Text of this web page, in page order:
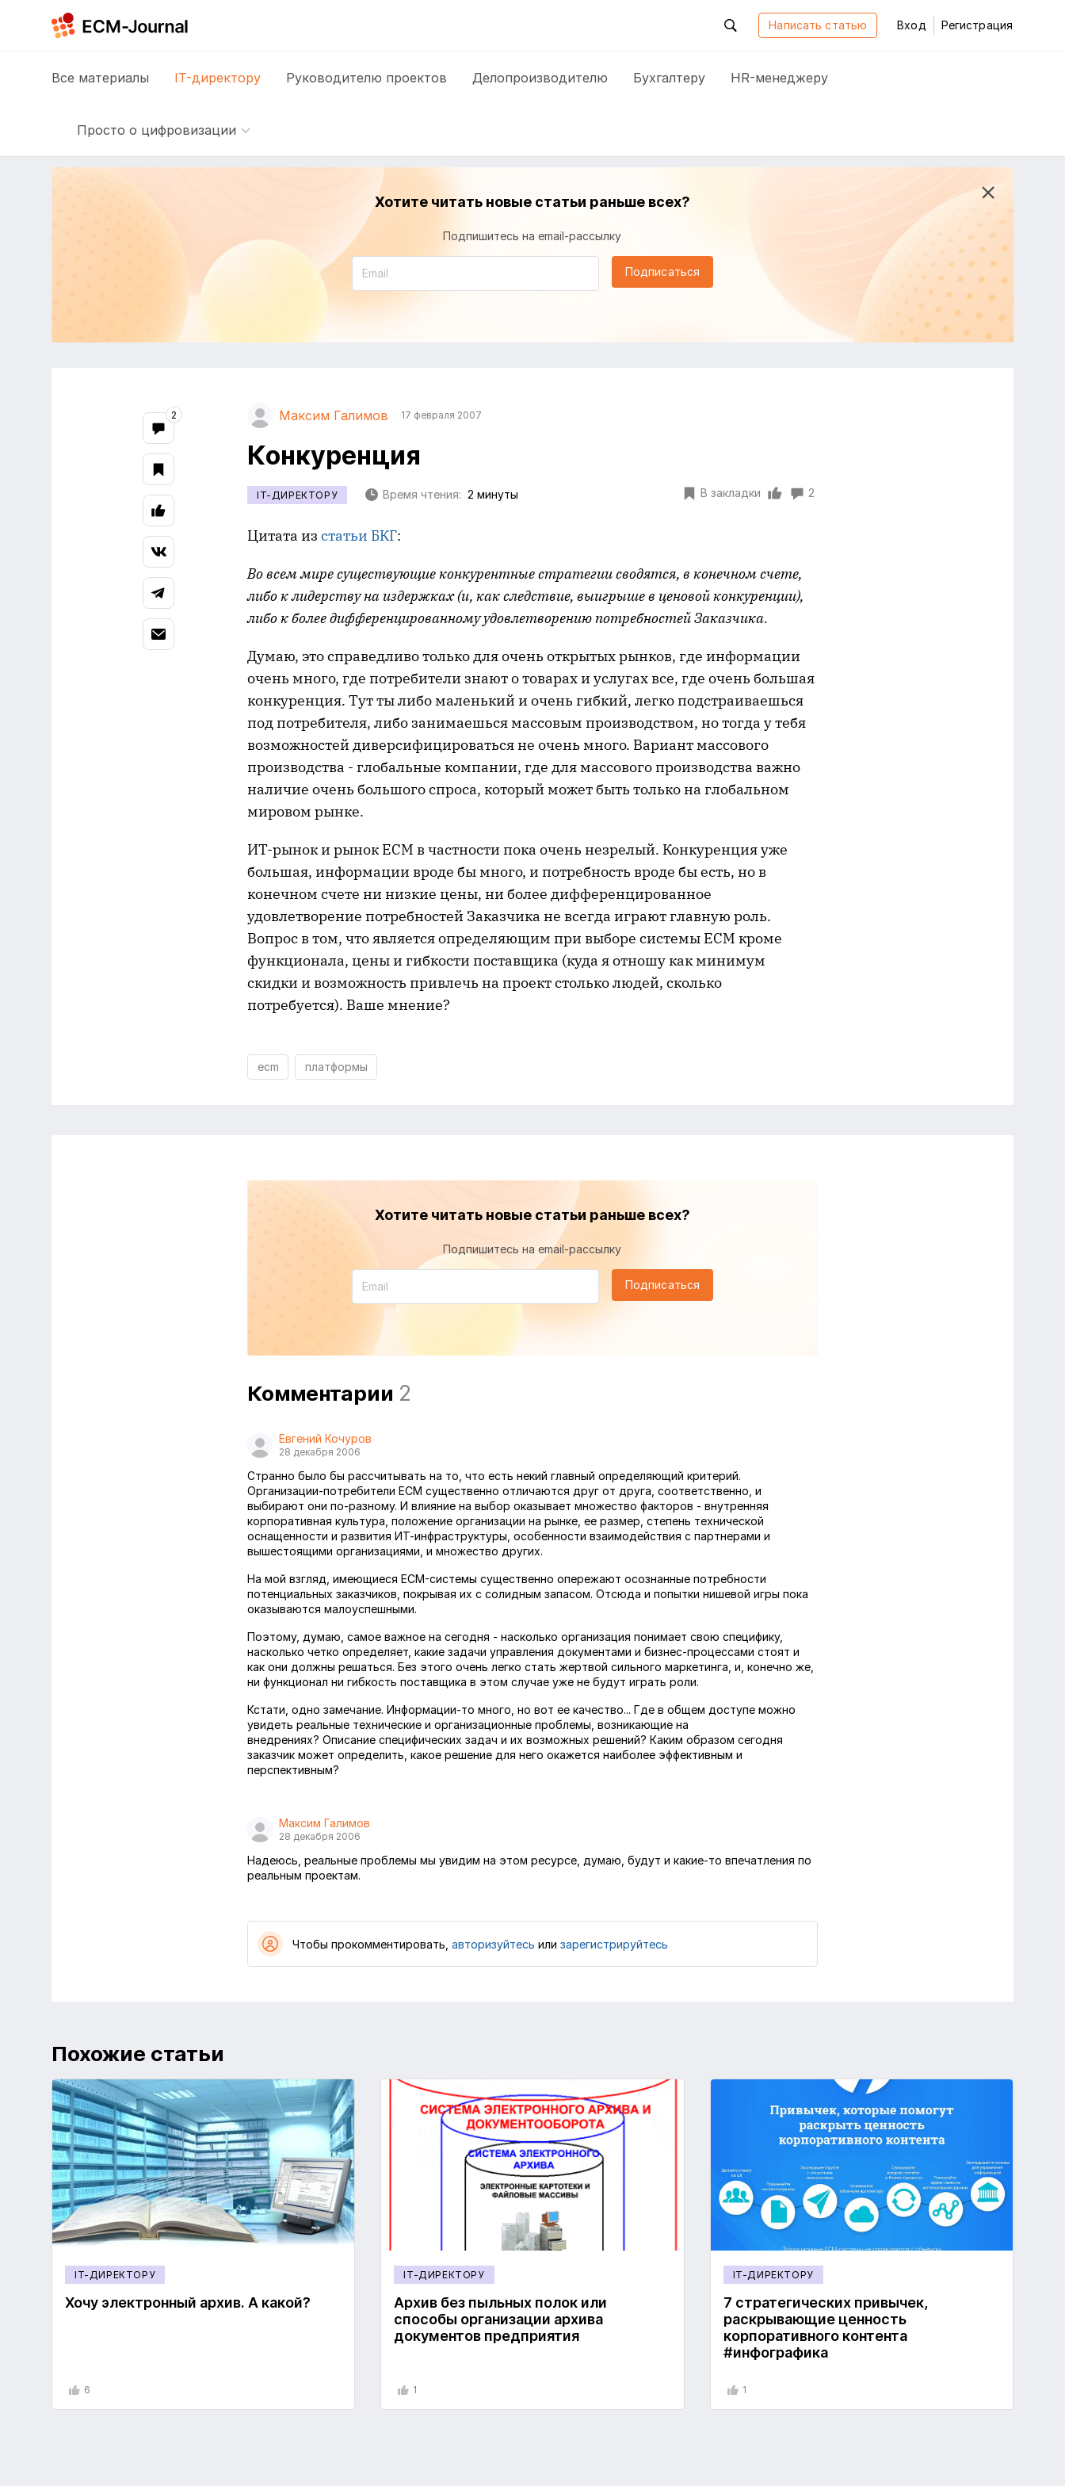
Написать статью Вход Регистрация
Все материалы IT-директору Руководителю проектов Делопроизводителю Бухгалтеру HR-менеджеру
Просто о цифровизации
Хотите читать новые статьи раньше всех?
Подпишитесь на email-рассылку
Подписаться
Максим Галимов 17 февраля 2007
Конкуренция
IT-ДИРЕКТОРУ Время чтения: 2 минуты В закладки 2
Цитата из статьи БКГ:
Во всем мире существующие конкурентные стратегии сводятся, в конечном счете,
либо к лидерству на издержках (и, как следствие, выигрыше в ценовой конкуренции),
либо к более дифференцированному удовлетворению потребностей Заказчика.
Думаю, это справедливо только для очень открытых рынков, где информации
очень много, где потребители знают о товарах и услугах все, где очень большая
конкуренция. Тут ты либо маленький и очень гибкий, легко подстраиваешься
под потребителя, либо занимаешься массовым производством, но тогда у тебя
возможностей диверсифицироваться не очень много. Вариант массового
производства - глобальные компании, где для массового производства важно
наличие очень большого спроса, который может быть только на глобальном
мировом рынке.
ИТ-рынок и рынок ECM в частности пока очень незрелый. Конкуренция уже
большая, информации вроде бы много, и потребность вроде бы есть, но в
конечном счете ни низкие цены, ни более дифференцированное
удовлетворение потребностей Заказчика не всегда играют главную роль.
Вопрос в том, что является определяющим при выборе системы ECM кроме
функционала, цены и гибкости поставщика (куда я отношу как минимум
скидки и возможность привлечь на проект столько людей, сколько
потребуется). Ваше мнение?
ecm платформы
2
Хотите читать новые статьи раньше всех?
Подпишитесь на email-рассылку
Подписаться
Комментарии 2
Евгений Кочуров
28 декабря 2006
Странно было бы рассчитывать на то, что есть некий главный определяющий критерий.
Организации-потребители ECM существенно отличаются друг от друга, соответственно, и
выбирают они по-разному. И влияние на выбор оказывает множество факторов - внутренняя
корпоративная культура, положение организации на рынке, ее размер, степень технической
оснащенности и развития ИТ-инфраструктуры, особенности взаимодействия с партнерами и
вышестоящими организациями, и множество других.
На мой взгляд, имеющиеся ECM-системы существенно опережают осознанные потребности
потенциальных заказчиков, покрывая их с солидным запасом. Отсюда и попытки нишевой игры пока
оказываются малоуспешными.
Поэтому, думаю, самое важное на сегодня - насколько организация понимает свою специфику,
насколько четко определяет, какие задачи управления документами и бизнес-процессами стоят и
как они должны решаться. Без этого очень легко стать жертвой сильного маркетинга, и, конечно же,
ни функционал ни гибкость поставщика в этом случае уже не будут играть роли.
Кстати, одно замечание. Информации-то много, но вот ее качество... Где в общем доступе можно
увидеть реальные технические и организационные проблемы, возникающие на
внедрениях? Описание специфических задач и их возможных решений? Каким образом сегодня
заказчик может определить, какое решение для него окажется наиболее эффективным и
перспективным?
Максим Галимов
28 декабря 2006
Надеюсь, реальные проблемы мы увидим на этом ресурсе, думаю, будут и какие-то впечатления по
реальным проектам.
Чтобы прокомментировать, авторизуйтесь или зарегистрируйтесь
Похожие статьи
IT-ДИРЕКТОРУ
Хочу электронный архив. А какой?
6
IT-ДИРЕКТОРУ
Архив без пыльных полок или
способы организации архива
документов предприятия
1
IT-ДИРЕКТОРУ
7 стратегических привычек,
раскрывающие ценность
корпоративного контента
#инфографика
1